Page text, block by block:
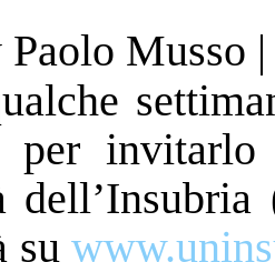
Musso
per
su